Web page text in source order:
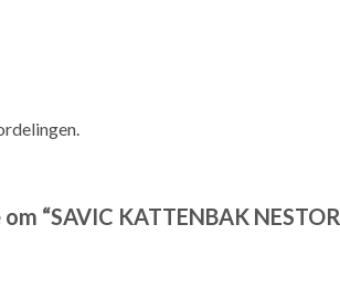
“SAVIC KATTENBAK